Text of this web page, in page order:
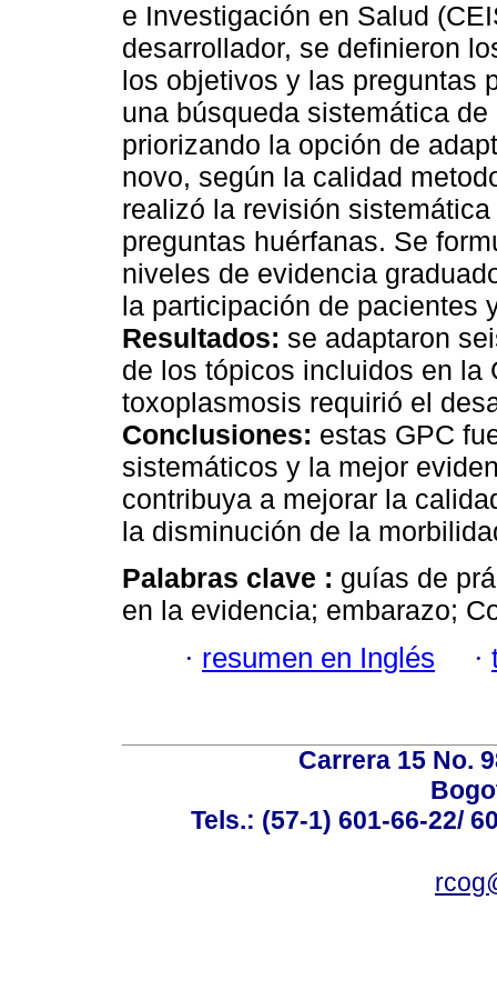
e Investigación en Salud
desarrollador, se definieron
los objetivos y las preguntas
una búsqueda sistemática
priorizando la opción de
novo, según la calidad
realizó la revisión
preguntas huérfanas. Se
niveles de evidencia
la participación de pacientes
Resultados: se adaptaron
de los tópicos incluidos en la
toxoplasmosis requirió el
Conclusiones: estas GPC
sistemáticos y la mejor
contribuya a mejorar la
la disminución de la
Palabras clave : guías de
en la evidencia; embarazo;
· resumen en Inglés ·
Carrera 15 No.
Tels.: (57-1) 601-66-22/